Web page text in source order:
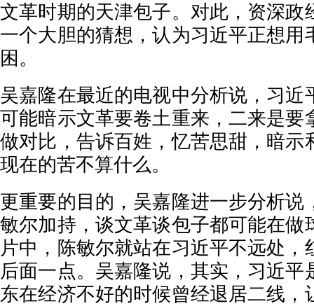
文革时期的天津包子。对此，资深政
一个大胆的猜想，认为习近平正想用
困。
吴嘉隆在最近的电视中分析说，习近
可能暗示文革要卷土重来，二来是要
做对比，告诉百姓，忆苦思甜，暗示
现在的苦不算什么。
更重要的目的，吴嘉隆进一步分析说
敏尔加持，谈文革谈包子都可能在做
片中，陈敏尔就站在习近平不远处，
后面一点。吴嘉隆说，其实，习近平
东在经济不好的时候曾经退居二线，